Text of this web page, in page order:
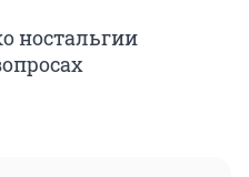
ностальгии